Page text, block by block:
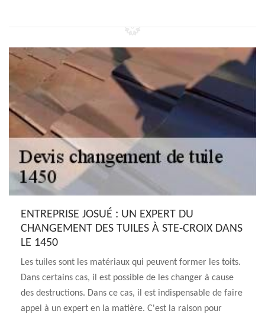
ENTREPRISE JOSUÉ : UN EXPERT DU
CHANGEMENT DES TUILES À STE-CROIX DANS
LE 1450
Les tuiles sont les matériaux qui peuvent former les toits.
Dans certains cas, il est possible de les changer à cause
des destructions. Dans ce cas, il est indispensable de faire
appel à un expert en la matière. C'est la raison pour